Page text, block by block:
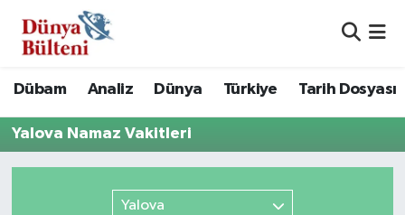
Dübam Analiz Dünya Türkiye Tarih Dosyası
Yalova Namaz Vakitleri
Yalova
Hava Durumu
Trafik Durumu